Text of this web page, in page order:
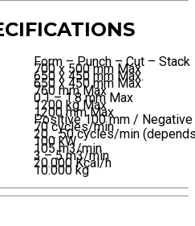
Form – Punch – Cut – Stack
700 x 500 mm Max
650 x 450 mm Max.
650 x 450 mm Max
760 mm Max
0.1 – 1.8 mm Max
1200 kg Max
1200 mm Max
Positive 100 mm / Negative
70 cycles/min
20 .. 50 cycles/min
100 kW
105 m3/min
3 – 5 m3/min
20.000 Kcal/h
10.000 kg